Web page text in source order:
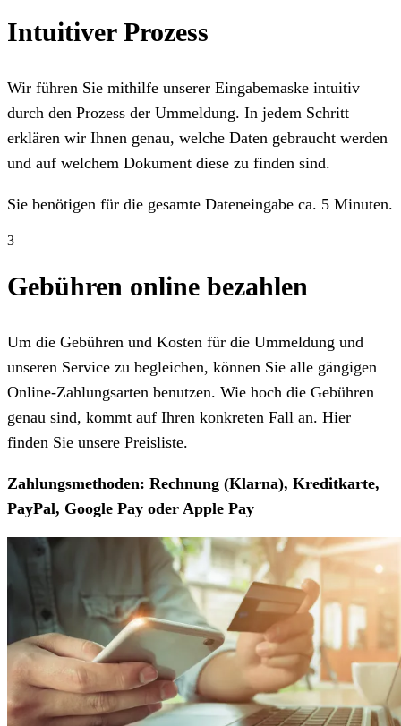
Intuitiver Prozess
Wir führen Sie mithilfe unserer Eingabemaske intuitiv
durch den Prozess der Ummeldung. In jedem Schritt
erklären wir Ihnen genau, welche Daten gebraucht werden
und auf welchem Dokument diese zu finden sind.
Sie benötigen für die gesamte Dateneingabe ca. 5 Minuten.
3
Gebühren online bezahlen
Um die Gebühren und Kosten für die Ummeldung und
unseren Service zu begleichen, können Sie alle gängigen
Online-Zahlungsarten benutzen. Wie hoch die Gebühren
genau sind, kommt auf Ihren konkreten Fall an. Hier
finden Sie unsere Preisliste.
Zahlungsmethoden: Rechnung (Klarna), Kreditkarte,
PayPal, Google Pay oder Apple Pay